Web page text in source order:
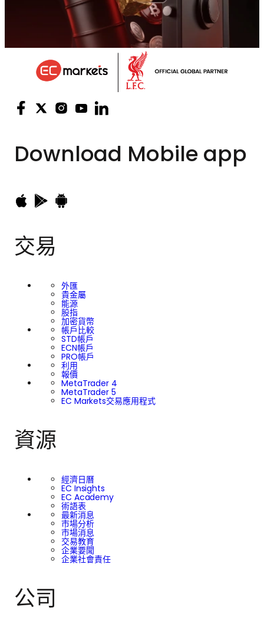
Download Mobile app
交易
外匯
貴金屬
能源
股指
加密貨幣
帳戶比較
STD帳戶
ECN帳戶
PRO帳戶
利用
報價
MetaTrader 4
MetaTrader 5
EC Markets交易應用程式
資源
經濟日曆
EC Insights
EC Academy
術語表
最新消息
市場分析
市場消息
交易教育
企業要聞
企業社會責任
公司